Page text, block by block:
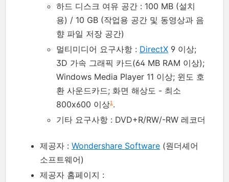
하드 디스크 여유 공간 : 100 MB (설치
용) / 10 GB (작업용 공간 및 동영상과 음
향 파일 저장 공간)
멀티미디어 요구사항 : DirectX 9 이상;
3D 가속 그래픽 카드(64 MB RAM 이상);
Windows Media Player 11 이상; 윈도 호
환 사운드카드; 화면 해상도 - 최소
800x600 이상1 .
기타 요구사항 : DVD+R/RW/-RW 레코더
제공자 : Wondershare Software (원더셰어
소프트웨어)
제공자 홈페이지 :